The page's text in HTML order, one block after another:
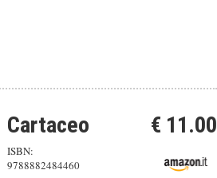
Cartaceo
ISBN:
9788882484460
€ 11.00